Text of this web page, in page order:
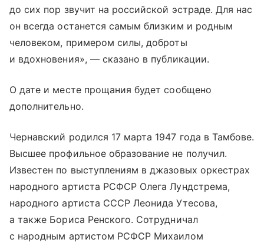
до сих пор звучит на российской эстраде. Для нас
он всегда останется самым близким и родным
человеком, примером силы, доброты
и вдохновения», — сказано в публикации.
О дате и месте прощания будет сообщено
дополнительно.
Чернавский родился 17 марта 1947 года в Тамбове.
Высшее профильное образование не получил.
Известен по выступлениям в джазовых оркестрах
народного артиста РСФСР Олега Лундстрема,
народного артиста СССР Леонида Утесова,
а также Бориса Ренского. Сотрудничал
с народным артистом РСФСР Михаилом